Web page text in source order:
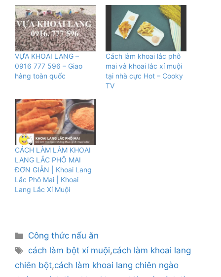
VỰA KHOAI LANG –
0916 777 596 – Giao
hàng toàn quốc
Cách làm khoai lắc phô
mai và khoai lắc xí muội
tại nhà cực Hot – Cooky
TV
CÁCH LÀM LÀM KHOAI
LANG LẮC PHÔ MAI
ĐƠN GIẢN | Khoai Lang
Lắc Phô Mai | Khoai
Lang Lắc Xí Muội
Danh
mục
Công thức nấu ăn
Thẻ
cách làm bột xí muội,cách làm khoai lang
chiên bột,cách làm khoai lang chiên ngào